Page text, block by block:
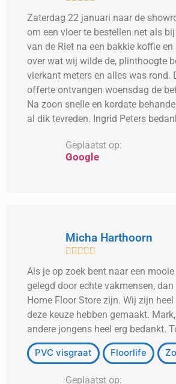
Zaterdag 22 januari naar de
om een vloer te bestellen net als
van de Riet na een bakkie koffie en
over wat wij wilde de, plinthoogte
vierkant meters en alles was rond.
offerte ontvangen woensdag de
Na zoon snelle en kordate
al dik tevreden. Ingrid Peters
Geplaatst op:
Google
Micha Harthoorn
    
Als je op zoek bent naar een mooie
gelegd door echte vakmensen,
Home Floor Store zijn. Wij zijn
deze keuze hebben gemaakt.
andere jongens heel erg bedankt.
PVC visgraat Floorlife
Geplaatst op: